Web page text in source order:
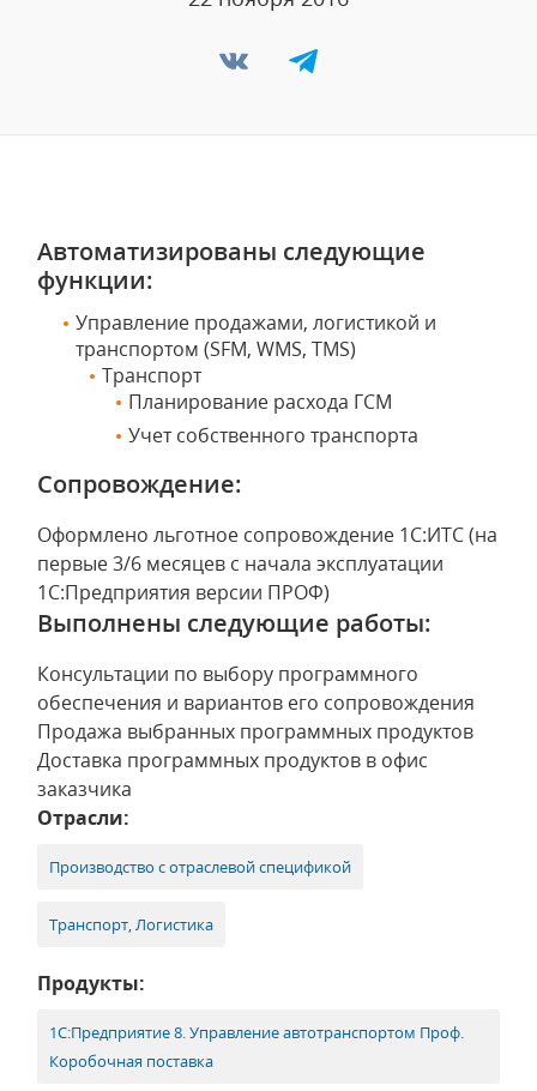
Автоматизированы следующие
функции:
Управление продажами, логистикой и
транспортом (SFM, WMS, TMS)
Транспорт
Планирование расхода ГСМ
Учет собственного транспорта
Сопровождение:
Оформлено льготное сопровождение 1С:ИТС (на
первые 3/6 месяцев с начала эксплуатации
1С:Предприятия версии ПРОФ)
Выполнены следующие работы:
Консультации по выбору программного
обеспечения и вариантов его сопровождения
Продажа выбранных программных продуктов
Доставка программных продуктов в офис
заказчика
Отрасли:
Производство с отраслевой спецификой
Транспорт, Логистика
Продукты:
1С:Предприятие 8. Управление автотранспортом Проф.
Коробочная поставка